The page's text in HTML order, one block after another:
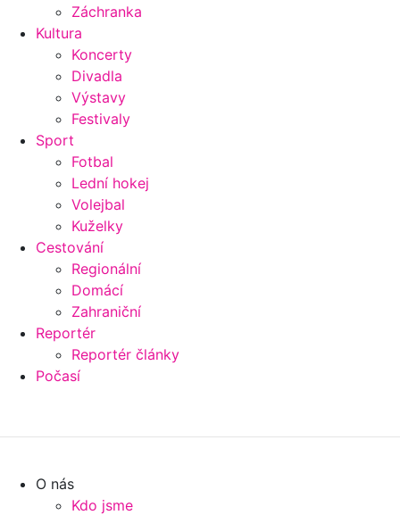
Záchranka
Kultura
Koncerty
Divadla
Výstavy
Festivaly
Sport
Fotbal
Lední hokej
Volejbal
Kuželky
Cestování
Regionální
Domácí
Zahraniční
Reportér
Reportér články
Počasí
O nás
Kdo jsme